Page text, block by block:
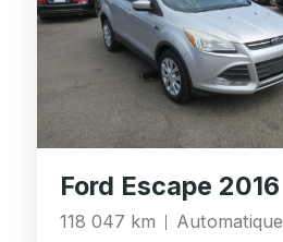
Ford Escape 2016
118 047 km Automatique